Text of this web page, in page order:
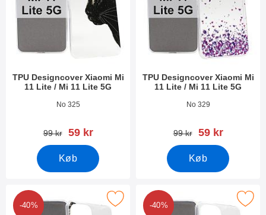
TPU Designcover Xiaomi Mi
11 Lite / Mi 11 Lite 5G
Varenr 40643No 325
pris
99 kr pris
59 kr
Køb
TPU Designcover Xiaomi Mi
11 Lite / Mi 11 Lite 5G
Varenr 40642No 329
pris
99 kr pris
59 kr
Køb
-40%
Designcover Xiaomi Mi 11 Lite / Mi 11 Lite 5G som favorit
-40%
Marker tPU Designcover Xiaomi Mi 11